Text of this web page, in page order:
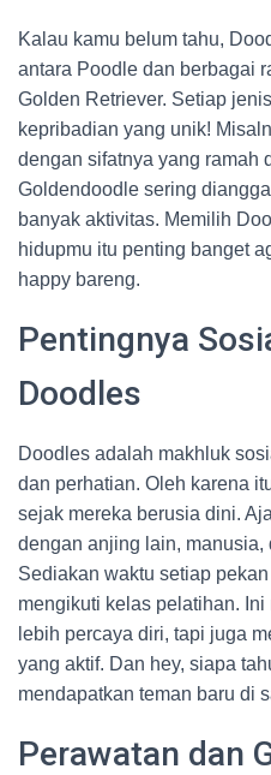
Kalau kamu belum tahu,
antara Poodle dan berbagai
Golden Retriever. Setiap
kepribadian yang unik!
dengan sifatnya yang ramah
Goldendoodle sering
banyak aktivitas. Memilih
hidupmu itu penting banget
happy bareng.
Pentingnya
Doodles
Doodles adalah makhluk
dan perhatian. Oleh karena
sejak mereka berusia dini.
dengan anjing lain,
Sediakan waktu setiap
mengikuti kelas pelatihan.
lebih percaya diri, tapi juga
yang aktif. Dan hey, siapa
mendapatkan teman baru di
Perawatan dan